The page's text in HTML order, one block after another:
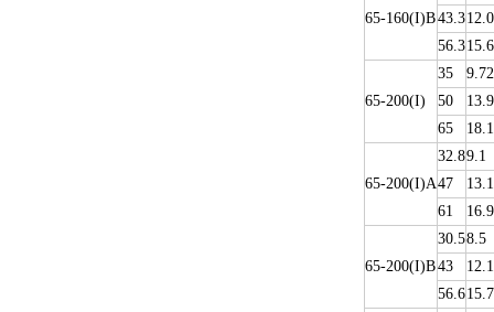
65-160(I)B43.312.0
56.315.6
65-200(I)
35
9.72
50
13.9
65
18.1
65-200(I)A
32.89.1
47
13.1
61
16.9
65-200(I)B
30.58.5
43
12.1
56.615.7